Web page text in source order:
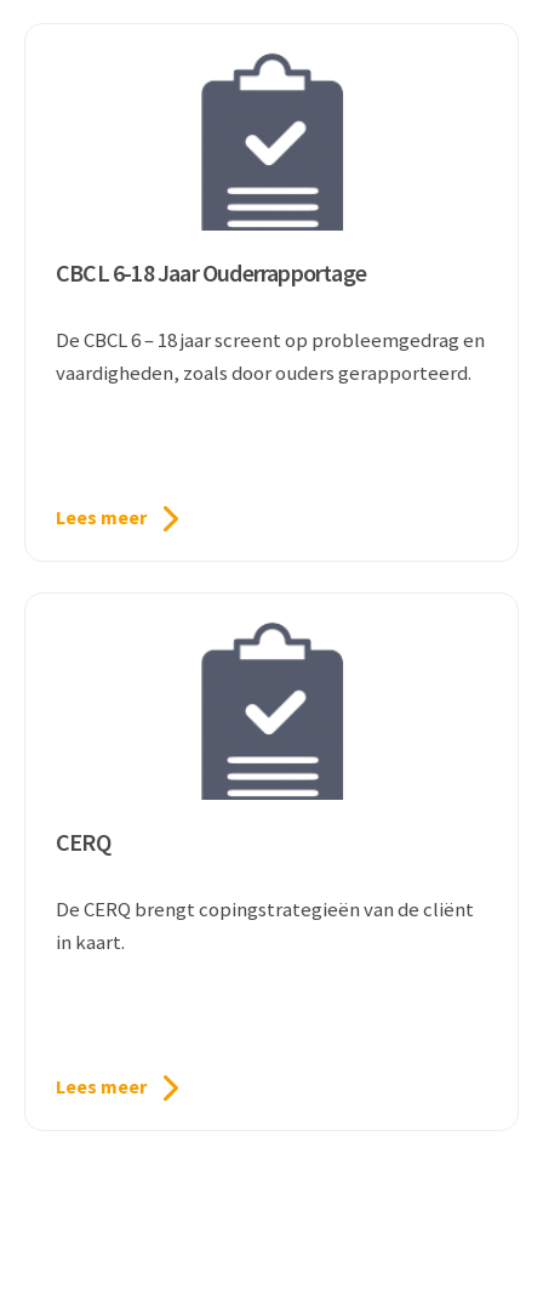
CBCL 6-18 Jaar Ouderrapportage
De CBCL 6 – 18 jaar screent op probleemgedrag en
vaardigheden, zoals door ouders gerapporteerd.
Lees meer
CERQ
De CERQ brengt copingstrategieën van de cliënt
in kaart.
Lees meer